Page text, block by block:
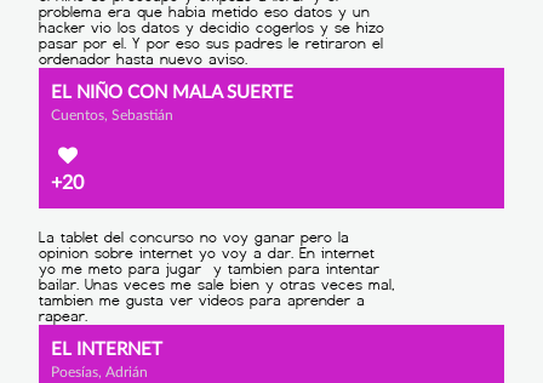
EL NIÑO CON MALA SUERTE
Cuentos, Sebastián
+20
EL INTERNET
Poesías, Adrián